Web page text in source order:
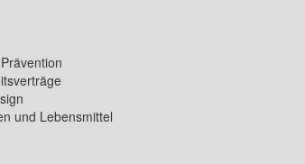
und Lebensmittel